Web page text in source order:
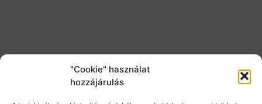
"Cookie" használat
hozzájárulás